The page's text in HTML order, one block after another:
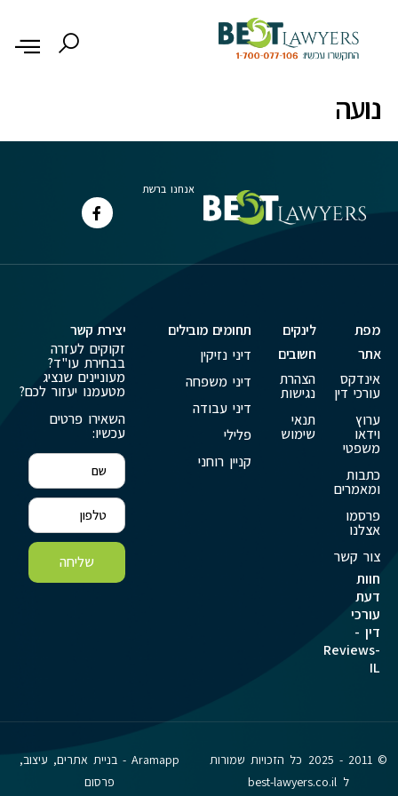
נועה
אנחנו ברשת
מפת
אתר
אינדקס
עורכי דין
ערוץ
וידאו
משפטי
כתבות
ומאמרים
פרסמו
אצלנו
צור קשר
חוות
דעת
עורכי
דין -
Reviews-
IL
לינקים
חשובים
הצהרת
נגישות
תנאי
שימוש
תחומים מובילים
דיני נזיקין
דיני משפחה
דיני עבודה
פלילי
קניין רוחני
יצירת קשר
זקוקים לעזרה
בבחירת עו"ד?
מעוניינים שנציג
מטעמנו יעזור לכם?
השאירו פרטים
עכשיו:
שליחה
© 2011 - 2025 כל הזכויות שמורות
ל best-lawyers.co.il
Aramapp - בניית אתרים, עיצוב,
פרסום